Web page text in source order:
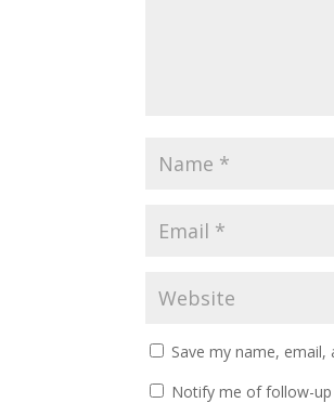
Save my name,
Notify me of follow-